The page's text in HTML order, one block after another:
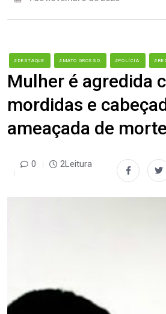
#DESTAQUE #MATO GROSSO #POLÍCIA
Mulher é agredida
mordidas e
ameaçada de
0 2Leitura